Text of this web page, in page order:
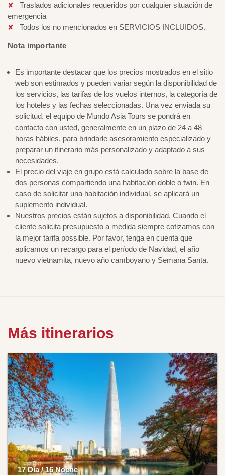
Traslados adicionales requeridos por cualquier situación de
emergencia
Todos los no mencionados en SERVICIOS INCLUIDOS.
Nota importante
Es importante destacar que los precios mostrados en el sitio
web son estimados y pueden variar según la disponibilidad de
los servicios, las tarifas de los vuelos internos, la categoría de
los hoteles y las fechas seleccionadas. Una vez enviada su
solicitud, el equipo de Mundo Asia Tours se pondrá en
contacto con usted, generalmente en un plazo de 24 a 48
horas hábiles, para brindarle asesoramiento especializado y
preparar un itinerario más personalizado y adaptado a sus
necesidades.
El precio del viaje en grupo está calculado sobre la base de
dos personas compartiendo una habitación doble o twin. En
caso de solicitar una habitación individual, se aplicará un
suplemento individual.
Nuestros precios están sujetos a disponibilidad. Cuando el
cliente solicita presupuesto a medida siempre cotizamos con
la mejor tarifa possible. Por favor, tenga en cuenta que
aplicamos un recargo para el período de Navidad, el año
nuevo vietnamita, nuevo año camboyano y Semana Santa.
Más itinerarios
17 Día / 16 Noche